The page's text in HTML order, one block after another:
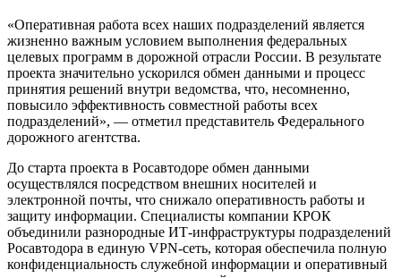
«Оперативная работа всех наших подразделений является
жизненно важным условием выполнения федеральных
целевых программ в дорожной отрасли России. В результате
проекта значительно ускорился обмен данными и процесс
принятия решений внутри ведомства, что, несомненно,
повысило эффективность совместной работы всех
подразделений», — отметил представитель Федерального
дорожного агентства.
До старта проекта в Росавтодоре обмен данными
осуществлялся посредством внешних носителей и
электронной почты, что снижало оперативность работы и
защиту информации. Специалисты компании КРОК
объединили разнородные ИТ-инфраструктуры подразделений
Росавтодора в единую VPN-сеть, которая обеспечила полную
конфиденциальность служебной информации и оперативный